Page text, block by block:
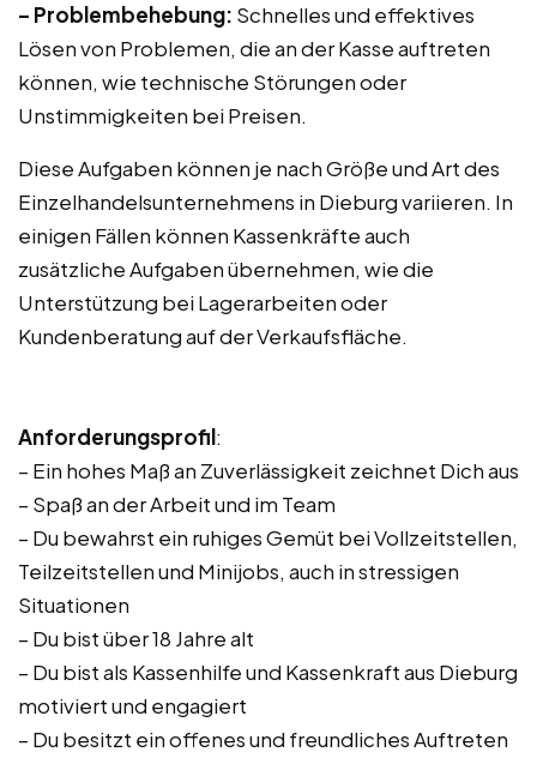
– Problembehebung: Schnelles und effektives
Lösen von Problemen, die an der Kasse auftreten
können, wie technische Störungen oder
Unstimmigkeiten bei Preisen.
Diese Aufgaben können je nach Größe und Art des
Einzelhandelsunternehmens in Dieburg variieren. In
einigen Fällen können Kassenkräfte auch
zusätzliche Aufgaben übernehmen, wie die
Unterstützung bei Lagerarbeiten oder
Kundenberatung auf der Verkaufsfläche.
Anforderungsprofil:
– Ein hohes Maß an Zuverlässigkeit zeichnet Dich aus
– Spaß an der Arbeit und im Team
– Du bewahrst ein ruhiges Gemüt bei Vollzeitstellen,
Teilzeitstellen und Minijobs, auch in stressigen
Situationen
– Du bist über 18 Jahre alt
– Du bist als Kassenhilfe und Kassenkraft aus Dieburg
motiviert und engagiert
– Du besitzt ein offenes und freundliches Auftreten